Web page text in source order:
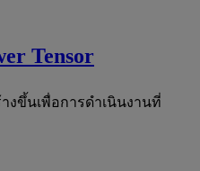
Tensor
งขึ้นเพื่อการดำเนินงานที่